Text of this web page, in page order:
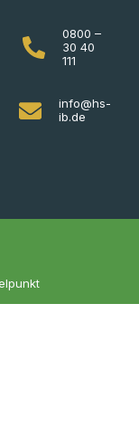
0800 –
30 40
111
info@hs-
ib.de